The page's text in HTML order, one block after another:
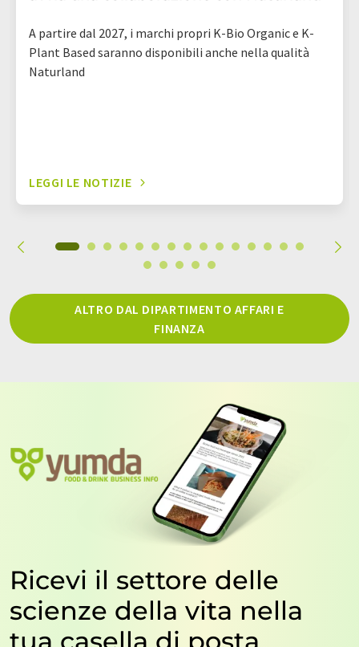
A partire dal 2027, i marchi propri K-Bio Organic e K-
Plant Based saranno disponibili anche nella qualità
Naturland
LEGGI LE NOTIZIE
ALTRO DAL DIPARTIMENTO AFFARI E
FINANZA
Ricevi il settore delle
scienze della vita nella